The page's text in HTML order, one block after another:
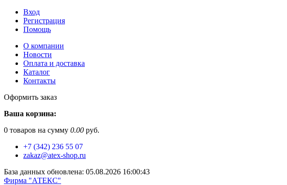
Вход
Регистрация
Помощь
О компании
Новости
Оплата и доставка
Каталог
Контакты
Оформить заказ
Ваша корзина:
0 товаров на сумму 0.00 руб.
+7 (342) 236 55 07
zakaz@atex-shop.ru
База данных обновлена: 05.08.2026 16:00:43
Фирма "АТЕКС"